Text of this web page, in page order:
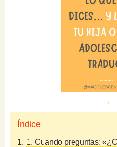
Índice
1. 1. Cuando preguntas: